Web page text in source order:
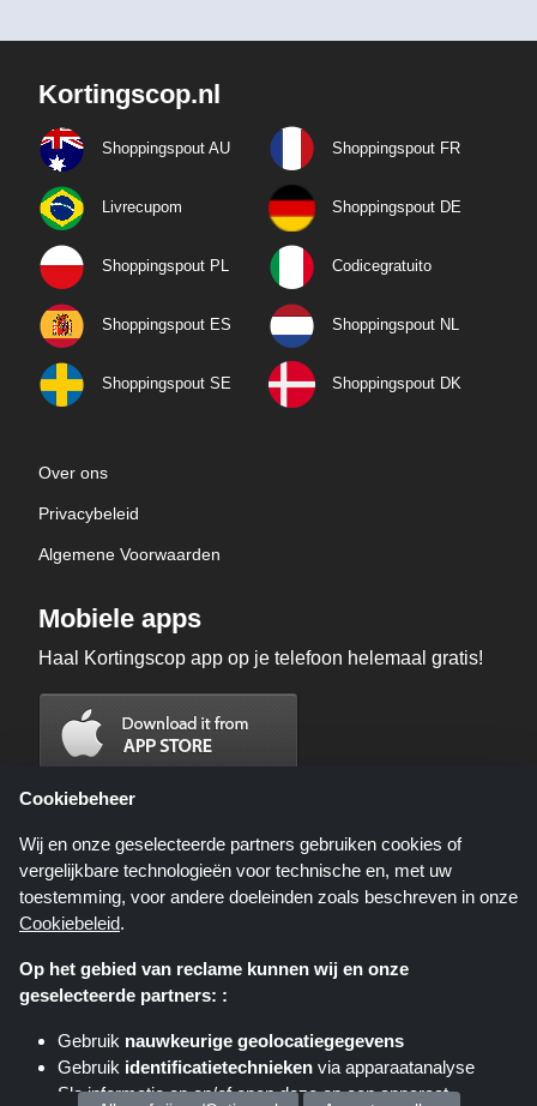
Kortingscop.nl
Shoppingspout AU Shoppingspout FR
Livrecupom Shoppingspout DE
Shoppingspout PL Codicegratuito
Shoppingspout ES Shoppingspout NL
Shoppingspout SE Shoppingspout DK
Over ons
Privacybeleid
Algemene Voorwaarden
Mobiele apps
Haal Kortingscop app op je telefoon helemaal gratis!
Kortingscop.nl is een website die u deals, kortingen en kortingscodes biedt;
affiliate netwerken. Kortingscop.nl of zijn medewerkers maken geen deel uit
van het bestelproces wanneer u een bestelling plaatst via deze links, zij
ontvangen enkel een commissie via deze links/deals.
Cookiebeheer
Wij en onze geselecteerde partners gebruiken cookies of
vergelijkbare technologieën voor technische en, met uw
toestemming, voor andere doeleinden zoals beschreven in onze
Cookiebeleid.
Op het gebied van reclame kunnen wij en onze
geselecteerde partners: :
Gebruik nauwkeurige geolocatiegegevens
Gebruik identificatietechnieken via apparaatanalyse
Sla informatie op en/of open deze op een apparaat